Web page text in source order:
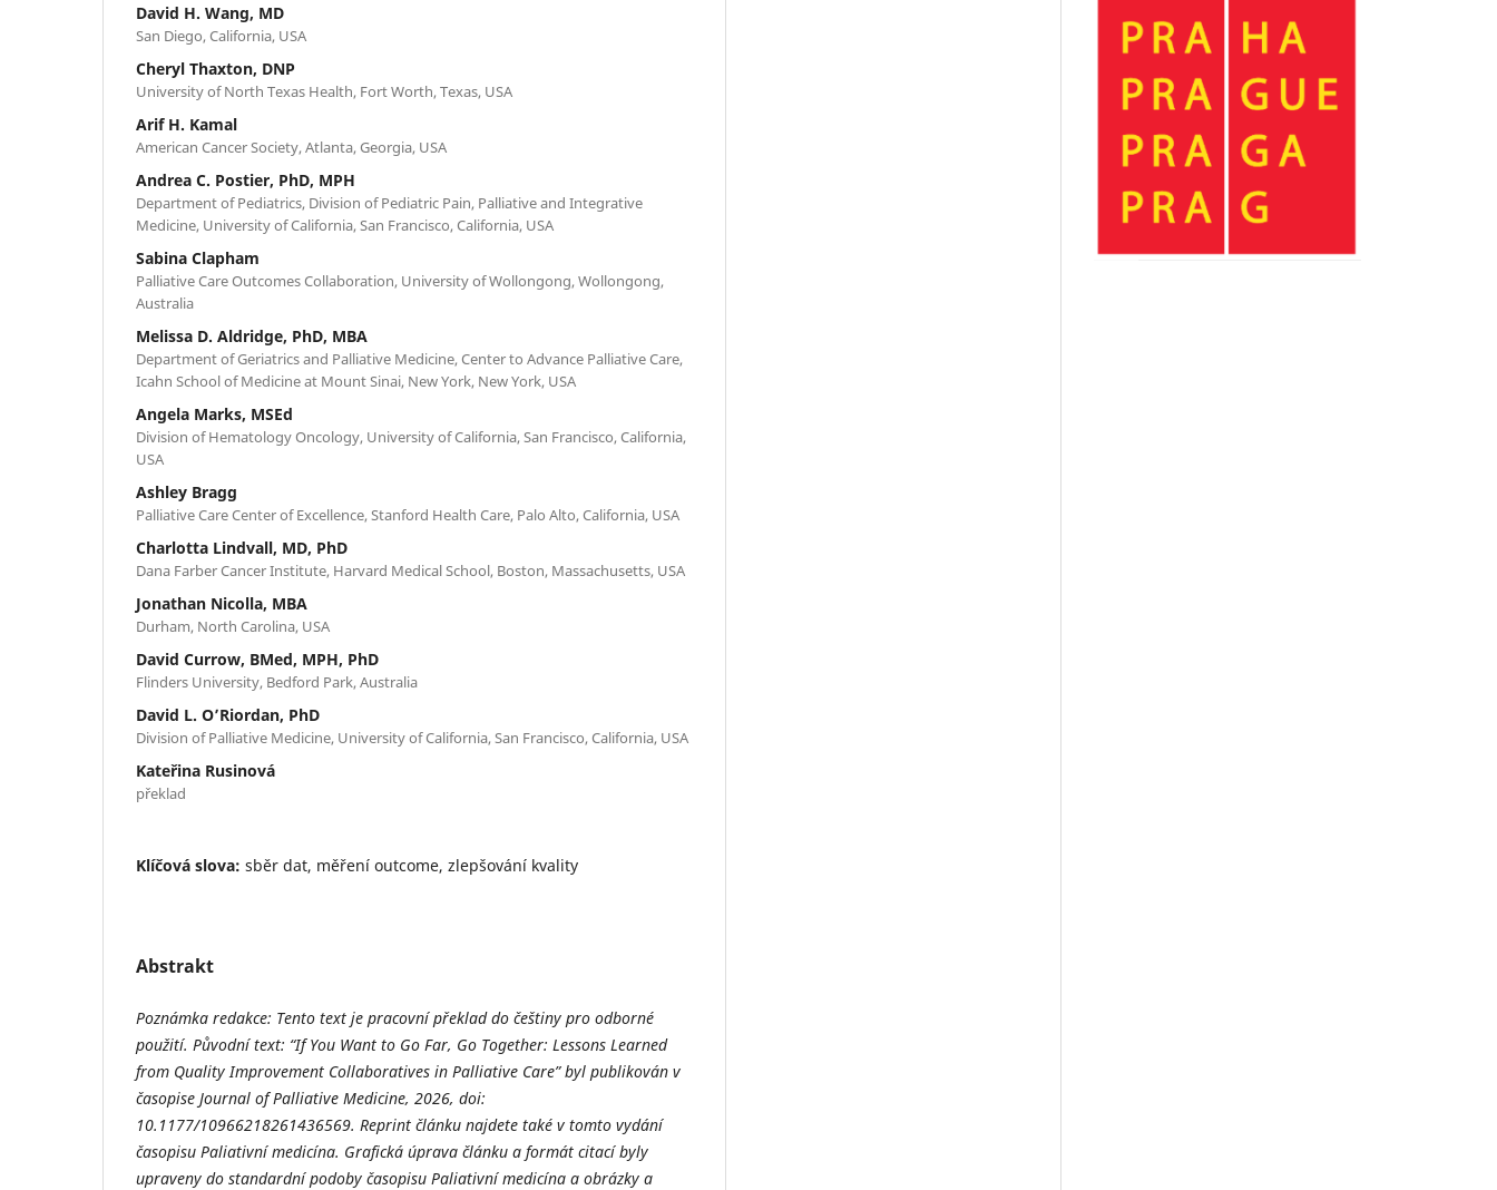
David H. Wang, MD
San Diego, California, USA
Cheryl Thaxton, DNP
University of North Texas Health, Fort Worth, Texas, USA
Arif H. Kamal
American Cancer Society, Atlanta, Georgia, USA
Andrea C. Postier, PhD, MPH
Department of Pediatrics, Division of Pediatric Pain, Palliative and Integrative
Medicine, University of California, San Francisco, California, USA
Sabina Clapham
Palliative Care Outcomes Collaboration, University of Wollongong, Wollongong,
Australia
Melissa D. Aldridge, PhD, MBA
Department of Geriatrics and Palliative Medicine, Center to Advance Palliative Care,
Icahn School of Medicine at Mount Sinai, New York, New York, USA
Angela Marks, MSEd
Division of Hematology Oncology, University of California, San Francisco, California,
USA
Ashley Bragg
Palliative Care Center of Excellence, Stanford Health Care, Palo Alto, California, USA
Charlotta Lindvall, MD, PhD
Dana Farber Cancer Institute, Harvard Medical School, Boston, Massachusetts, USA
Jonathan Nicolla, MBA
Durham, North Carolina, USA
David Currow, BMed, MPH, PhD
Flinders University, Bedford Park, Australia
David L. O’Riordan, PhD
Division of Palliative Medicine, University of California, San Francisco, California, USA
Kateřina Rusinová
překlad
Klíčová slova: sběr dat, měření outcome, zlepšování kvality
Abstrakt
Poznámka redakce: Tento text je pracovní překlad do češtiny pro odborné
použití. Původní text: “If You Want to Go Far, Go Together: Lessons Learned
from Quality Improvement Collaboratives in Palliative Care” byl publikován v
časopise Journal of Palliative Medicine, 2026, doi:
10.1177/10966218261436569. Reprint článku najdete také v tomto vydání
časopisu Paliativní medicína. Grafická úprava článku a formát citací byly
upraveny do standardní podoby časopisu Paliativní medicína a obrázky a